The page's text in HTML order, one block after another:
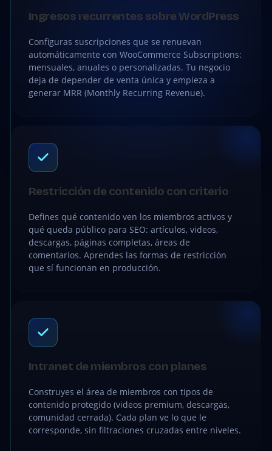
Ingresos recurrentes sobre WordPress
Configuras suscripciones que se renuevan
automáticamente con WooCommerce Subscriptions:
mensuales, anuales o personalizadas. Tu negocio
deja de depender de venta única y empieza a
generar MRR (Monthly Recurring Revenue).
Restricción de contenido con criterio
Defines qué contenido ven los miembros activos y
qué queda público para SEO: artículos, videos,
descargas, páginas completas, áreas de
comentarios. Aprendes las formas de restricción
que sí funcionan en producción.
Intranet de miembros con planes
Construyes el área de miembros con tipos de
contenido protegido (videos premium, descargas,
comunidad cerrada). Cada plan ve lo que le
corresponde, sin filtraciones cruzadas entre niveles.